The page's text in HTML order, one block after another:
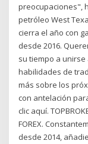
preocupaciones",
petróleo West
cierra el año con
desde 2016.
su tiempo a
habilidades de
más sobre los
con antelación
clic aquí.
FOREX.
desde 2014,